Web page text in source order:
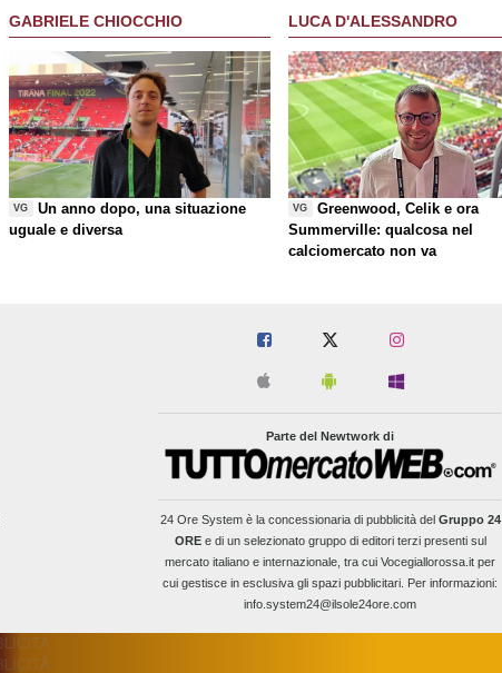
GABRIELE CHIOCCHIO
VG
Un anno dopo, una situazione
uguale e diversa
LUCA D'ALESSANDRO
VG
Greenwood, Celik e ora
Summerville: qualcosa nel
calciomercato non va
Parte del Newtwork di
24 Ore Systemè la concessionaria di pubblicità del Gruppo 24
OREe di un selezionato gruppo di editori terzi presenti sul
mercato italiano e internazionale, tra cui Vocegiallorossa.it per
cui gestisce in esclusiva gli spazi pubblicitari. Per informazioni:
info.system24@ilsole24ore.com